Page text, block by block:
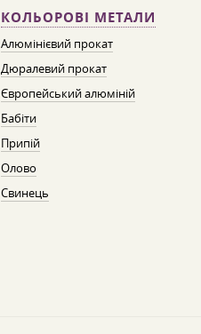
КОЛЬОРОВІ МЕТАЛИ
Алюмінієвий прокат
Дюралевий прокат
Європейський алюміній
Бабіти
Припій
Олово
Свинець